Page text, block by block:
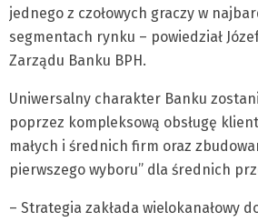
jednego z czołowych graczy w
segmentach rynku – powiedział
Zarządu Banku BPH.
Uniwersalny charakter Banku
poprzez kompleksową obsługę
małych i średnich firm oraz
pierwszego wyboru” dla średnich
– Strategia zakłada wielokanałowy